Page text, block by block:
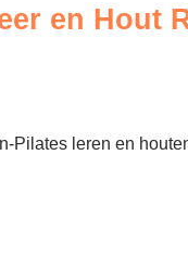
en Hout
Pilates leren en
Grepen - Align-